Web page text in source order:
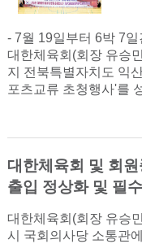
- 7월 19일부터 6박 7
대한체육회(회장 유승
지 전북특별자치도 익
포츠교류 초청행사'를
대한체육회 및 회
출입 정상화 및 필
대한체육회(회장 유승
시 국회의사당 소통관